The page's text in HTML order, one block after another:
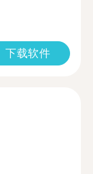
下载软件